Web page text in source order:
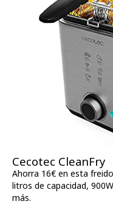
Cecotec CleanFry
Ahorra 16€ en esta
litros de capacidad,
más.